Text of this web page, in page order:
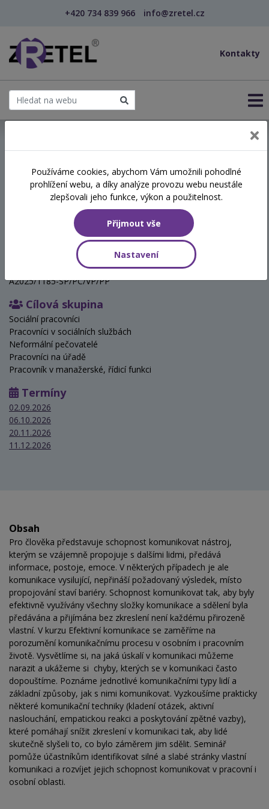
+420 734 839 966 info@zretel.cz
Kontakty
Efektivní komunikace
Hodinová dotace
8 vyučovacích hodin
Číslo akreditace
A2025/1185-SP/PC/VP/PP
Cílová skupina
Sociální pracovníci
Pracovníci v sociálních službách
Neformální pečovatelé
Pracovníci na úřadě
Pracovník v manažerské, řídicí funkci
Termíny
02.09.2026
06.10.2026
20.11.2026
11.12.2026
Obsah
Pro člověka představuje schopnost komunikovat nástroj,
kterým se vzájemně propojuje s dalšími lidmi, předává
informace, postoje, emoce. V některých případech je ale
komunikace vysilující, nepřináší požadovaný výsledek, místo
propojování staví bariéry. Schopnost komunikovat tak, aby byly
efektivně využívány všechny složky komunikace a sdělení byla
předávána a přijímána bez zkreslení není každému přirozeně
vlastní. V kurzu Efektivní komunikace se zaměříme na
porozumění komunikačnímu procesu v osobním i pracovním
životě. Vysvětlíme si, na jaká úskalí v komunikaci můžeme
narazit a ukážeme si chyby, kterých se v komunikaci často
dopouštíme. Poznáme jednotlivé komunikačními typy lidí a
základní způsoby, jak s nimi komunikovat. Vyzkoušíme prakticky
některé komunikační techniky (kladení otázek, aktivní
naslouchání, empatickou reakci a poskytování zpětné vazby),
které pomáhají snížit zkreslení v komunikaci tak, aby lidé
skutečně slyšeli to, co bylo záměrem jim sdělit. Seminář
pomůže účastníkům identifikovat silné a slabé stránky vlastní
komunikaci a rozvíjet jejich schopnost komunikovat v pracovní i
osobní oblasti.
Používáme cookies, abychom Vám umožnili pohodlné
prohlížení webu, a díky analýze provozu webu neustále
zlepšovali jeho funkce, výkon a použitelnost.
Přijmout vše
Nastavení